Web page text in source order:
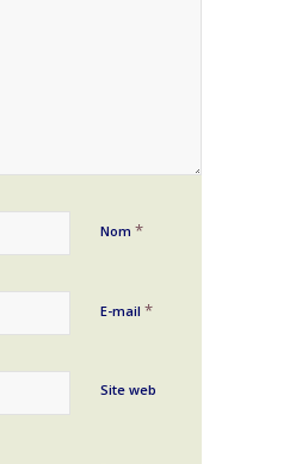
Nom *
E-mail *
Site web